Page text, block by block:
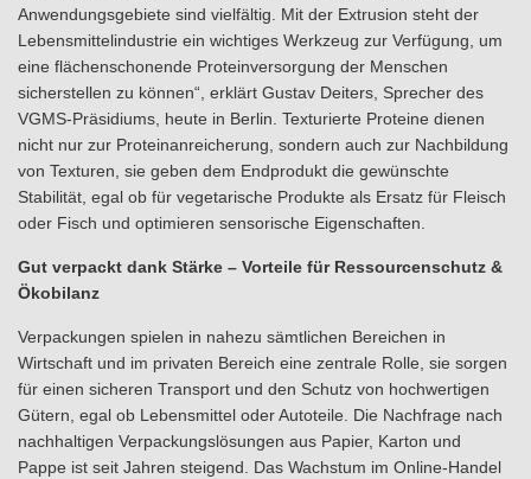
Anwendungsgebiete sind vielfältig. Mit der Extrusion steht der
Lebensmittelindustrie ein wichtiges Werkzeug zur Verfügung, um
eine flächenschonende Proteinversorgung der Menschen
sicherstellen zu können“, erklärt Gustav Deiters, Sprecher des
VGMS-Präsidiums, heute in Berlin. Texturierte Proteine dienen
nicht nur zur Proteinanreicherung, sondern auch zur Nachbildung
von Texturen, sie geben dem Endprodukt die gewünschte
Stabilität, egal ob für vegetarische Produkte als Ersatz für Fleisch
oder Fisch und optimieren sensorische Eigenschaften.
Gut verpackt dank Stärke – Vorteile für Ressourcenschutz &
Ökobilanz
Verpackungen spielen in nahezu sämtlichen Bereichen in
Wirtschaft und im privaten Bereich eine zentrale Rolle, sie sorgen
für einen sicheren Transport und den Schutz von hochwertigen
Gütern, egal ob Lebensmittel oder Autoteile. Die Nachfrage nach
nachhaltigen Verpackungslösungen aus Papier, Karton und
Pappe ist seit Jahren steigend. Das Wachstum im Online-Handel